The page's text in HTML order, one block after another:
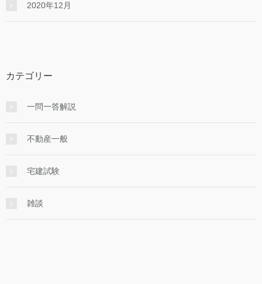
2020年12月
カテゴリー
一問一答解説
不動産一般
宅建試験
雑談